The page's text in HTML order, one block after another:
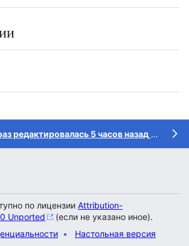
редактировалась 5 часов назад
по лицензии Attribution-
Unported
(если не указано иное).
Настольная версия